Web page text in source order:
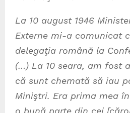
La 10 august 1946
Externe mi-a comunicat
delegaţia română la
(…) La 10 seara, am fost
că sunt chemată să iau
Miniştri. Era prima mea
o bună parte din cei